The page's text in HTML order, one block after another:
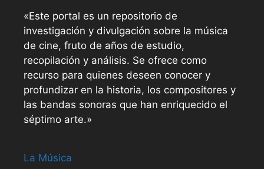
«Este portal es un repositorio de
investigación y divulgación sobre la música
de cine, fruto de años de estudio,
recopilación y análisis. Se ofrece como
recurso para quienes deseen conocer y
profundizar en la historia, los compositores y
las bandas sonoras que han enriquecido el
séptimo arte.»
La Música